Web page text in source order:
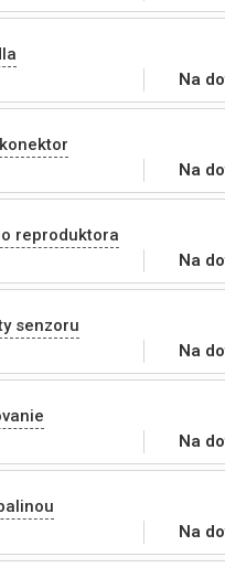
Na
Na
reproduktora
Na
senzoru
Na
Na
Na